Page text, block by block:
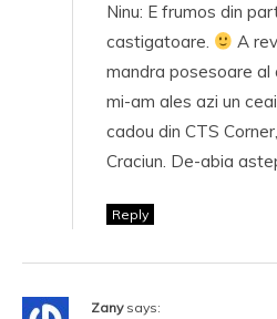
Ninu: E frumos din
castigatoare.
A
mandra posesoare al
mi-am ales azi un
cadou din CTS
Craciun. De-abia
Reply
Zany says: